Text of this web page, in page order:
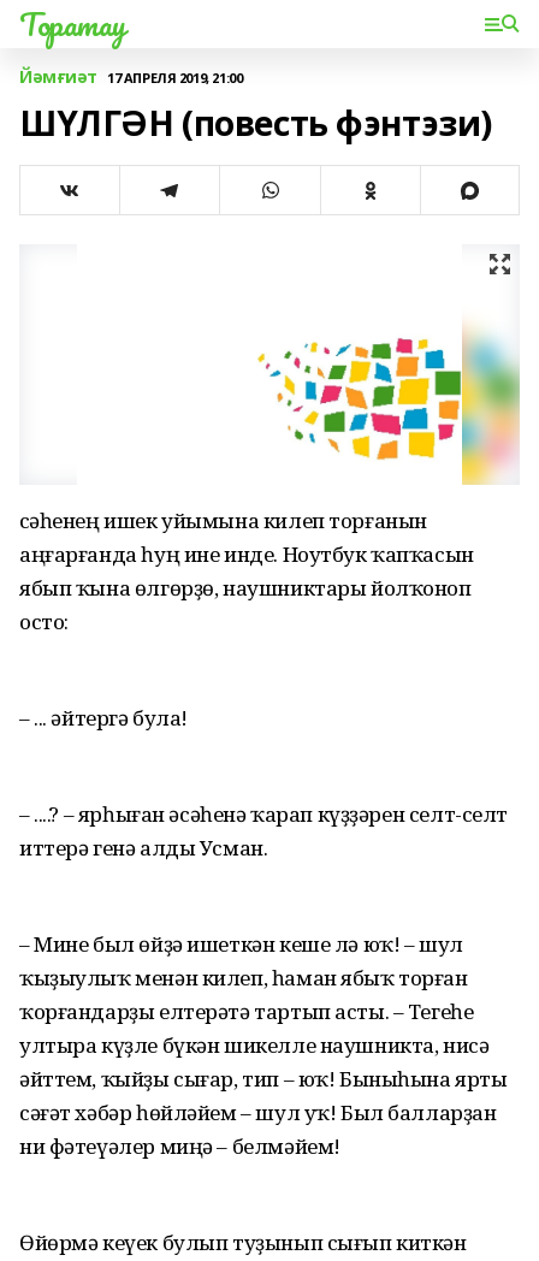
Торатау
Йәмғиәт 17 АПРЕЛЯ 2019, 21:00
ШҮЛГӘН (повесть фэнтэзи)
Әсәһенең ишек уйымына килеп торғанын
аңғарғанда һуң ине инде. Ноутбук ҡапҡасын
ябып ҡына өлгөрҙө, наушниктары йолҡоноп
осто:
– ... әйтергә була!
– ....? – ярһыған әсәһенә ҡарап күҙҙәрен селт-селт
иттерә генә алды Усман.
– Мине был өйҙә ишеткән кеше лә юҡ! – шул
ҡыҙыулыҡ менән килеп, һаман ябыҡ торған
ҡорғандарҙы елтерәтә тартып асты. – Тегеһе
ултыра күҙле бүкән шикелле наушникта, нисә
әйттем, ҡыйҙы сығар, тип – юҡ! Быныһына ярты
сәғәт хәбәр һөйләйем – шул уҡ! Был балларҙан
ни фәтеүәлер миңә – белмәйем!
Өйөрмә кеүек булып туҙынып сығып киткән